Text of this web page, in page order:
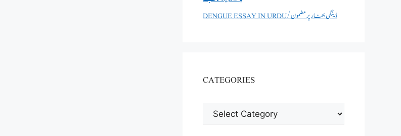
DENGUE ESSAY IN URDU/ڈینگی بخار پر مضمون
CATEGORIES
CATEGORIES